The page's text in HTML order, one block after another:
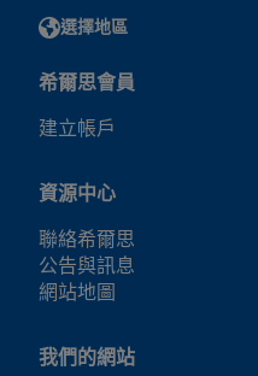
選擇地區
希爾思會員
建立帳戶
資源中心
聯絡希爾思
公告與訊息
網站地圖
我們的網站